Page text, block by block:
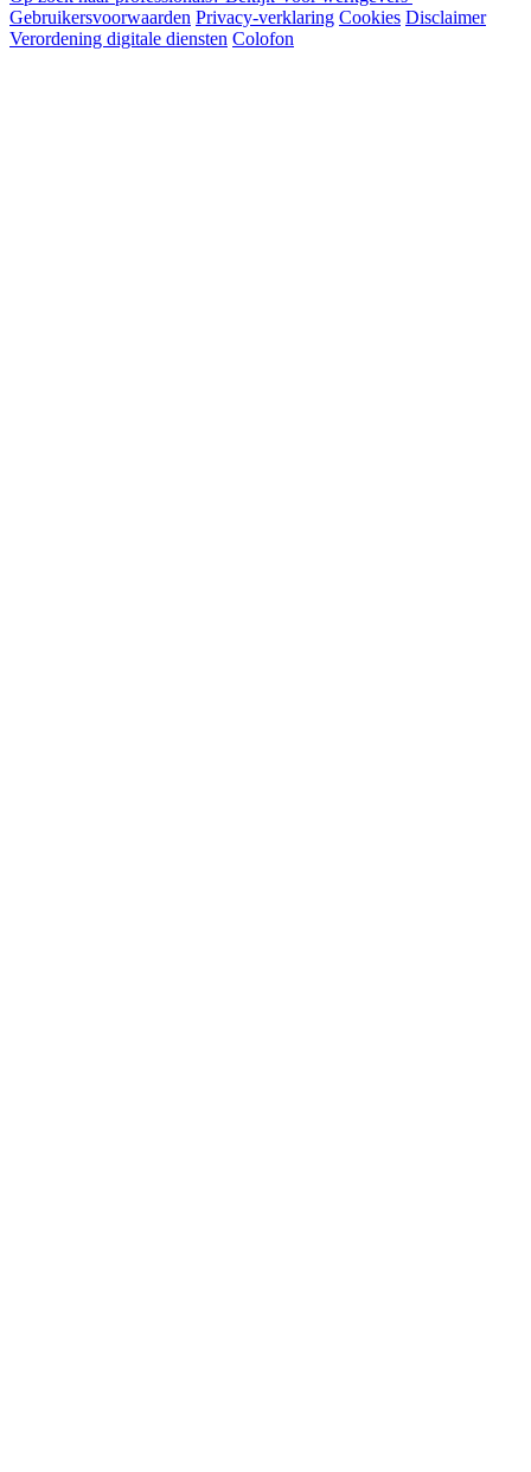
Gebruikersvoorwaarden Privacy-verklaring Cookies Disclaimer
Verordening digitale diensten Colofon